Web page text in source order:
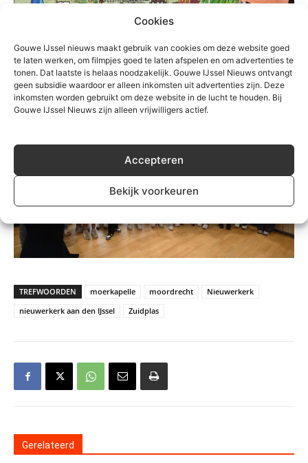
Cookies
Gouwe IJssel nieuws maakt gebruik van cookies om deze website goed
te laten werken, om filmpjes goed te laten afspelen en om advertenties te
tonen. Dat laatste is helaas noodzakelijk. Gouwe IJssel Nieuws ontvangt
geen subsidie waardoor er alleen inkomsten uit advertenties zijn. Deze
inkomsten worden gebruikt om deze website in de lucht te houden. Bij
Gouwe IJssel Nieuws zijn alleen vrijwilligers actief.
Accepteren
Bekijk voorkeuren
TREFWOORDEN moerkapelle moordrecht
Nieuwerkerk
nieuwerkerk aan den IJssel
Zuidplas
Gerelateerd